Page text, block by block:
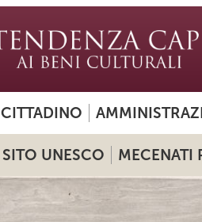
SITO UNESCO MECENATI